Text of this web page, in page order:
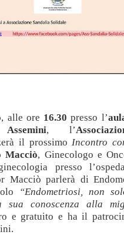
, alle ore 16.30 presso l’
, l’
il prossimo Incontro
Macciò, Ginecologo e
presso
Macciò parlerà di
“Endometriosi, non
sua conoscenza alla
e gratuito e ha il